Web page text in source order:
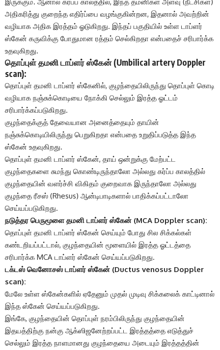
அதிகரித்து குறைந்த எதிர்ப்பை வழங்குகின்றன, இதனால் அவற்றின்
வழியாக அதிக இரத்தம் ஓடுகிறது. இந்தப் பகுதியில் உள்ள டாப்ளர்
ஸ்கேன் கருவிக்கு போதுமான ரத்தம் செல்கிறதா என்பதைச் சரிபார்க்க
உதவுகிறது.
தொப்புள் தமனி டாப்ளர் ஸ்கேன் (Umbilical artery Doppler
scan):
தொப்புள் தமனி டாப்ளர் ஸ்கேனில், குழந்தையிலிருந்து தொப்புள் கொடி
வழியாக நஞ்சுக்கொடியை நோக்கி செல்லும் இரத்த ஓட்டம்
சரிபார்க்கப்படுகிறது.
குழந்தைக்குத் தேவையான அனைத்தையும் தாயின்
நஞ்சுக்கொடியிலிருந்து பெறுகிறதா என்பதை உறுதிப்படுத்த இந்த
ஸ்கேன் உதவுகிறது.
தொப்புள் தமனி டாப்ளர் ஸ்கேன், தாய் ஒன்றுக்கு மேற்பட்ட
குழந்தைகளை சுமந்து கொண்டிருந்தாலோ அல்லது கர்ப்ப காலத்தில்
குழந்தையின் வளர்ச்சி விகிதம் குறைவாக இருந்தாலோ அல்லது
குழந்தை ரீசஸ் (Rhesus) ஆன்டிபாடிகளால் பாதிக்கப்பட்டாலோ
செய்யப்படுகிறது.
நடுத்தர பெருமூளை தமனி டாப்ளர் ஸ்கேன் (MCA Doppler scan):
தொப்புள் தமனி டாப்ளர் ஸ்கேன் செய்யும் போது சில சிக்கல்கள்
கண்டறியப்பட்டால், குழந்தையின் மூளையில் இரத்த ஓட்டத்தை
சரிபார்க்க MCA டாப்ளர் ஸ்கேன் செய்யப்படுகிறது.
டக்டஸ் வெனோசஸ் டாப்ளர் ஸ்கேன் (Ductus venosus Doppler
scan):
மேலே உள்ள ஸ்கேன்களில் ஏதேனும் முதல் முடிவு சிக்கலைக் காட்டினால்
இந்த ஸ்கேன் செய்யப்படுகிறது.
இங்கே, குழந்தையின் தொப்புள் நரம்பிலிருந்து குழந்தையின்
இதயத்திற்கு நன்கு ஆக்ஸிஜனேற்றப்பட்ட இரத்தத்தை எடுத்துச்
செல்லும் இரத்த நாளமானது குழந்தையை அடையும் இரத்தத்தின்